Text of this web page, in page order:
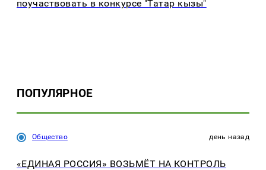
поучаствовать в конкурсе "Татар кызы"
ПОПУЛЯРНОЕ
Общество день назад
«ЕДИНАЯ РОССИЯ» ВОЗЬМЁТ НА КОНТРОЛЬ